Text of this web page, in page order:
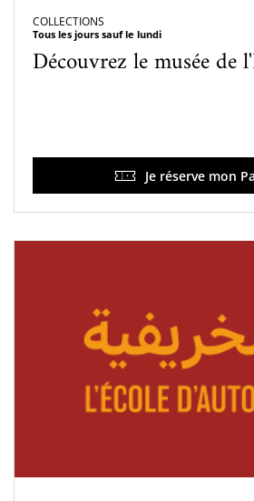
COLLECTIONS
Tous les jours sauf le lundi
Découvrez le musée de
Je réserve mon